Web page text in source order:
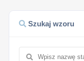
Szukaj wzoru